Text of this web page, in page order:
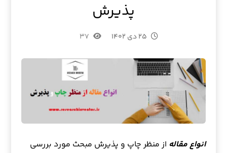
پذیرش
۲۵ دی ۱۴۰۲ ۳۷
انواع مقاله از منظر چاپ و پذیرش مبحث مورد بررسی